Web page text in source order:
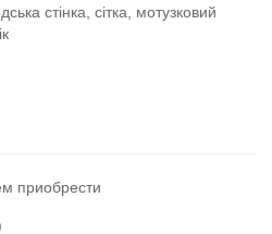
стінка, сітка, мотузковий
приобрести